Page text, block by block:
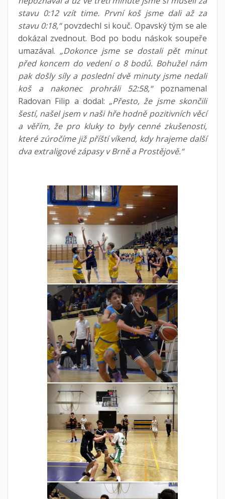
stavu 0:12 vzít time. První koš jsme dali až za
stavu 0:18,“povzdechl si kouč. Opavský tým se ale
dokázal zvednout. Bod po bodu náskok soupeře
umazával. „Dokonce jsme se dostali pět minut
před koncem do vedení o 8 bodů. Bohužel nám
pak došly síly a poslední dvě minuty jsme nedali
koš a nakonec prohráli 52:58,“poznamenal
Radovan Filip a dodal: „Přesto, že jsme skončili
šestí, našel jsem v naši hře hodně pozitivních věcí
a věřím, že pro kluky to byly cenné zkušenosti,
které zúročíme již příští víkend, kdy hrajeme další
dva extraligové zápasy v Brně a Prostějově.“